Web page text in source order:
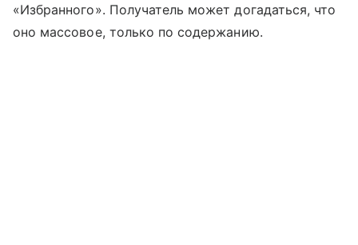
«Избранного». Получатель может догадаться, что
оно массовое, только по содержанию.